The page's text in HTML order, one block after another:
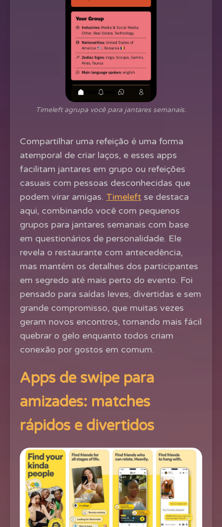
Timeleft agrupa você para jantares semanais.
Compartilhar uma refeição é uma forma
atemporal de criar laços, e esses apps
facilitam jantares em grupo ou refeições
casuais com pessoas desconhecidas que
podem virar amigas. Timeleft se destaca
aqui, combinando você com pequenos
grupos para jantares semanais com base
em questionários de personalidade. Ele
revela o restaurante com antecedência,
mas mantém os detalhes dos participantes
em segredo até mais perto do evento. Foi
pensado para saídas leves, divertidas e sem
grande compromisso, que muitas vezes
geram novos encontros, tornando mais fácil
quebrar o gelo enquanto todos criam
conexão por gostos em comum.
Apps de swipe para
amizades: matches
rápidos e divertidos